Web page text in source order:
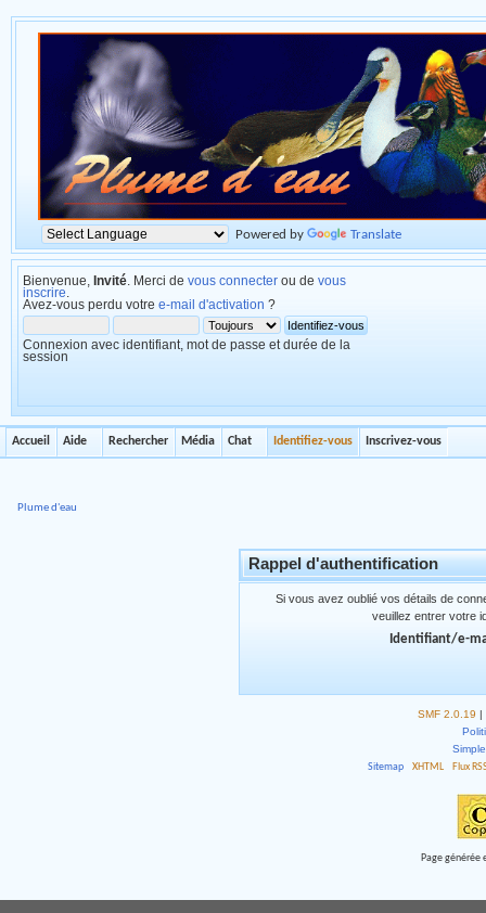
Powered by Translate
Bienvenue, Invité . Merci de vous connecter ou de vous
inscrire
Avez-vous perdu votre e-mail d'activation ?
Connexion avec identifiant, mot de passe et durée de la
session
Accueil Aide Rechercher Média Chat Identifiez-vous Inscrivez-vous
Plume d'eau
Rappel d'authentification
Si vous avez oublié vos détails de
veuillez entrer votre
Identifiant/e-
SMF 2.0.19 |
Sitemap
XHTML Flux
Page générée